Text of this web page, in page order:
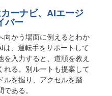
ーナビ、AIエージ
バー
向かう場面に例えるとわか
は、運転手をサポートして
を入力すると、道順を教え
れる。別ルートも提案して
ルを握り、アクセルを踏
ある。